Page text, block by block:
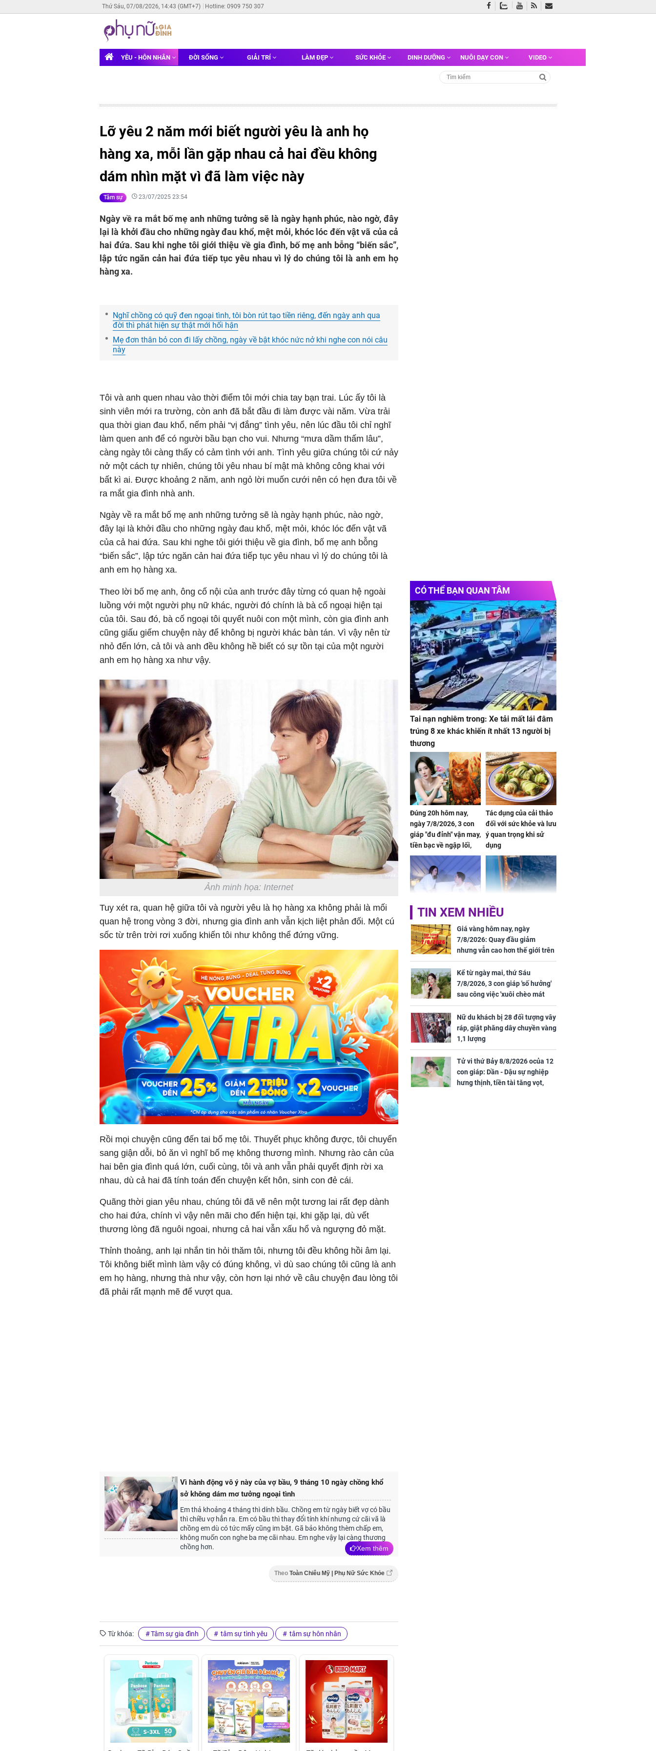
Thứ Sáu, 07/08/2026, 14:43 (GMT+7) Hotline: 0909 750 307
YÊU - HÔN NHÂN ĐỜI SỐNG GIẢI TRÍ LÀM ĐẸP SỨC KHỎE DINH DƯỠNG NUÔI DẠY CON VIDEO
Lỡ yêu 2 năm mới biết người yêu là anh họ
hàng xa, mỗi lần gặp nhau cả hai đều không
dám nhìn mặt vì đã làm việc này
Tâm sự 23/07/2025 23:54
Ngày về ra mắt bố mẹ anh những tưởng sẽ là ngày hạnh phúc, nào ngờ, đây
lại là khởi đầu cho những ngày đau khổ, mệt mỏi, khóc lóc đến vật vã của cả
hai đứa. Sau khi nghe tôi giới thiệu về gia đình, bố mẹ anh bỗng “biến sắc”,
lập tức ngăn cản hai đứa tiếp tục yêu nhau vì lý do chúng tôi là anh em họ
hàng xa.
Nghĩ chồng có quỹ đen ngoại tình, tôi bòn rút tạo tiền riêng, đến ngày anh qua
đời thì phát hiện sự thật mới hối hận
Mẹ đơn thân bỏ con đi lấy chồng, ngày về bật khóc nức nở khi nghe con nói câu
này
Tôi và anh quen nhau vào thời điểm tôi mới chia tay bạn trai. Lúc ấy tôi là
sinh viên mới ra trường, còn anh đã bắt đầu đi làm được vài năm. Vừa trải
qua thời gian đau khổ, nếm phải “vị đắng” tình yêu, nên lúc đầu tôi chỉ nghĩ
làm quen anh để có người bầu bạn cho vui. Nhưng “mưa dầm thấm lâu”,
càng ngày tôi càng thấy có cảm tình với anh. Tình yêu giữa chúng tôi cứ nảy
nở một cách tự nhiên, chúng tôi yêu nhau bí mật mà không công khai với
bất kì ai. Được khoảng 2 năm, anh ngỏ lời muốn cưới nên có hẹn đưa tôi về
ra mắt gia đình nhà anh.
Ngày về ra mắt bố mẹ anh những tưởng sẽ là ngày hạnh phúc, nào ngờ,
đây lại là khởi đầu cho những ngày đau khổ, mệt mỏi, khóc lóc đến vật vã
của cả hai đứa. Sau khi nghe tôi giới thiệu về gia đình, bố mẹ anh bỗng
“biến sắc”, lập tức ngăn cản hai đứa tiếp tục yêu nhau vì lý do chúng tôi là
anh em họ hàng xa.
Theo lời bố mẹ anh, ông cố nội của anh trước đây từng có quan hệ ngoài
luồng với một người phụ nữ khác, người đó chính là bà cố ngoại hiện tại
của tôi. Sau đó, bà cố ngoại tôi quyết nuôi con một mình, còn gia đình anh
cũng giấu giếm chuyện này để không bị người khác bàn tán. Vì vậy nên từ
nhỏ đến lớn, cả tôi và anh đều không hề biết có sự tồn tại của một người
anh em họ hàng xa như vậy.
Ảnh minh họa: Internet
Tuy xét ra, quan hệ giữa tôi và người yêu là họ hàng xa không phải là mối
quan hệ trong vòng 3 đời, nhưng gia đình anh vẫn kịch liệt phản đối. Một cú
sốc từ trên trời rơi xuống khiến tôi như không thể đứng vững.
Rồi mọi chuyện cũng đến tai bố mẹ tôi. Thuyết phục không được, tôi chuyển
sang giận dỗi, bỏ ăn vì nghĩ bố mẹ không thương mình. Nhưng rào cản của
hai bên gia đình quá lớn, cuối cùng, tôi và anh vẫn phải quyết định rời xa
nhau, dù cả hai đã tính toán đến chuyện kết hôn, sinh con đẻ cái.
Quãng thời gian yêu nhau, chúng tôi đã vẽ nên một tương lai rất đẹp dành
cho hai đứa, chính vì vậy nên mãi cho đến hiện tại, khi gặp lại, dù vết
thương lòng đã nguôi ngoai, nhưng cả hai vẫn xấu hổ và ngượng đỏ mặt.
Thỉnh thoảng, anh lại nhắn tin hỏi thăm tôi, nhưng tôi đều không hồi âm lại.
Tôi không biết mình làm vậy có đúng không, vì dù sao chúng tôi cũng là anh
em họ hàng, nhưng thà như vậy, còn hơn lại nhớ về câu chuyện đau lòng tôi
đã phải rất mạnh mẽ để vượt qua.
Vì hành động vô ý này của vợ bầu, 9 tháng 10 ngày chồng khổ
sở không dám mơ tưởng ngoại tình
Em thả khoảng 4 tháng thì dính bầu. Chồng em từ ngày biết vợ có bầu
thì chiều vợ hẳn ra. Em có bầu thì thay đổi tính khí nhưng cứ cãi vã là
chồng em dù có tức mấy cũng im bặt. Gã bảo không thèm chấp em,
không muốn con nghe ba mẹ cãi nhau. Em nghe vậy lại càng thương
chồng hơn.
Xem thêm
Theo Toàn Chiêu Mỹ | Phụ Nữ Sức Khỏe
Từ khóa: Tâm sự gia đình tâm sự tình yêu tâm sự hôn nhân
CÓ THỂ BẠN QUAN TÂM
Tai nạn nghiêm trong: Xe tải mất lái đâm
trúng 8 xe khác khiến ít nhất 13 người bị
thương
Đúng 20h hôm nay,
ngày 7/8/2026, 3 con
giáp "đu đỉnh" vận may,
tiền bạc về ngập lối,
đón lộc ấm no, tình
tiền viên mãn
Tác dụng của cải thảo
đối với sức khỏe và lưu
ý quan trọng khi sử
dụng
Phát hiện vợ giấu
chuyện từng có chồng,
tôi đòi ly hôn nhưng
sững sờ khi nghe mẹ
tôi buông câu này
Ngư dân mất tích đã
được tìm thấy còn
sống sau 26 ngày lênh
đênh trên biển Thái
Bình Dương
sau tin đồn thay tim,
cởi áo chứng minh sức
khỏe
TIN XEM NHIỀU
Giá vàng hôm nay, ngày
7/8/2026: Quay đầu giảm
nhưng vẫn cao hơn thế giới trên
7 triệu đồng
Kể từ ngày mai, thứ Sáu
7/8/2026, 3 con giáp 'số hưởng'
sau công việc 'xuôi chèo mát
mái', tiền tài 'thu về như nước',
tình duyên viên mãn
Nữ du khách bị 28 đối tượng vây
ráp, giật phăng dây chuyền vàng
1,1 lượng
Tử vi thứ Bảy 8/8/2026 ocủa 12
con giáp: Dần - Dậu sự nghiệp
hưng thịnh, tiền tài tăng vọt,